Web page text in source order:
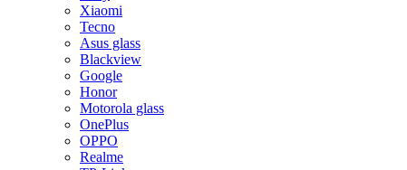
Xiaomi
Tecno
Asus glass
Blackview
Google
Honor
Motorola glass
OnePlus
OPPO
Realme